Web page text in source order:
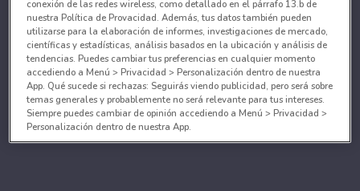
conexión de las redes wireless, como detallado en el párrafo 13.b de
nuestra Política de Provacidad. Además, tus datos también pueden
utilizarse para la elaboración de informes, investigaciones de mercado,
científicas y estadísticas, análisis basados en la ubicación y análisis de
tendencias. Puedes cambiar tus preferencias en cualquier momento
accediendo a Menú > Privacidad > Personalización dentro de nuestra
App. Qué sucede si rechazas: Seguirás viendo publicidad, pero será sobre
temas generales y probablemente no será relevante para tus intereses.
Siempre puedes cambiar de opinión accediendo a Menú > Privacidad >
Personalización dentro de nuestra App.